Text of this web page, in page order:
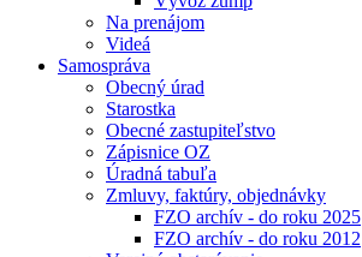
Na prenájom
Videá
Samospráva
Obecný úrad
Starostka
Obecné zastupiteľstvo
Zápisnice OZ
Úradná tabuľa
Zmluvy, faktúry, objednávky
FZO archív - do roku 2025
FZO archív - do roku 2012